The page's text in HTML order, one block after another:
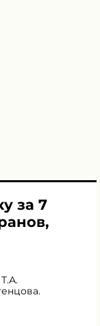
за 7
Т.А.
.